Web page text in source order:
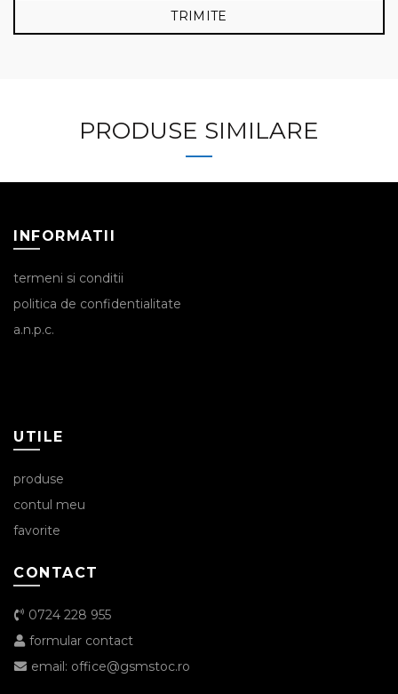
PRODUSE SIMILARE
INFORMATII
termeni si conditii
politica de confidentialitate
a.n.p.c.
UTILE
produse
contul meu
favorite
CONTACT
0724 228 955
formular contact
email: office@gsmstoc.ro